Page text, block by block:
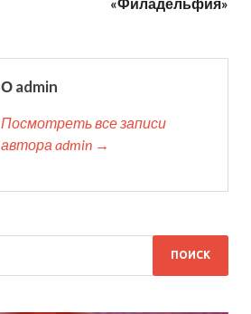
О admin
Посмотреть все записи
автора admin →